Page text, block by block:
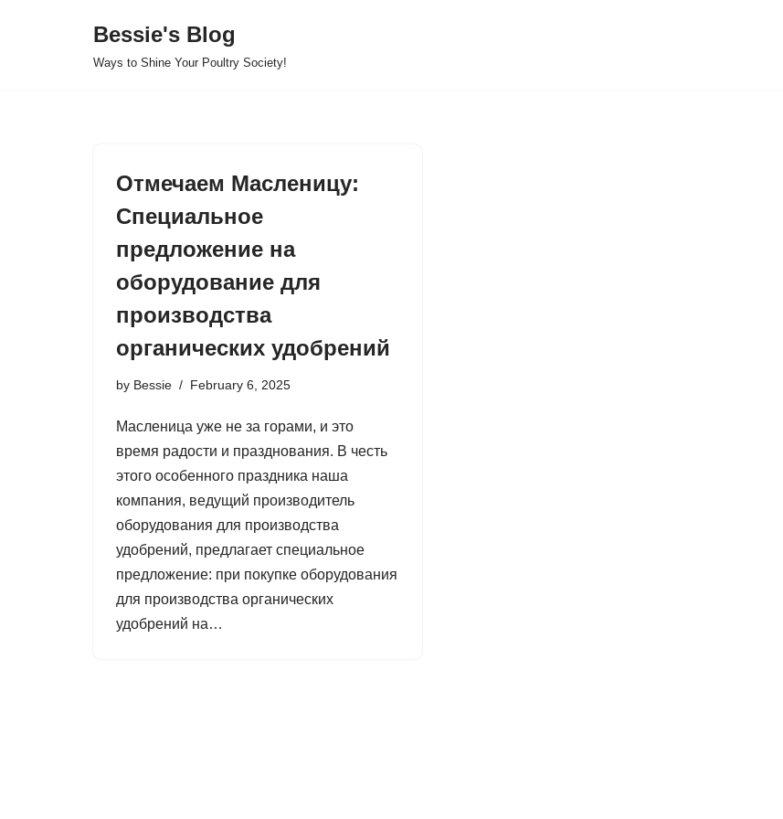
Bessie's Blog
Ways to Shine Your Poultry Society!
Отмечаем Масленицу:
Специальное
предложение на
оборудование для
производства
органических удобрений
by Bessie February 6, 2025
Масленица уже не за горами, и это
время радости и празднования. В честь
этого особенного праздника наша
компания, ведущий производитель
оборудования для производства
удобрений, предлагает специальное
предложение: при покупке оборудования
для производства органических
удобрений на…